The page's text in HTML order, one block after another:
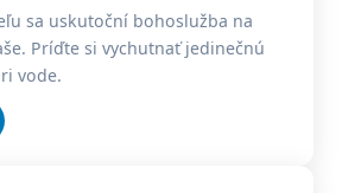
sa uskutoční bohoslužba na
Príďte si vychutnať jedinečnú
vode.